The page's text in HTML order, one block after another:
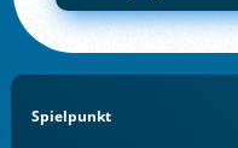
Spielpunkt